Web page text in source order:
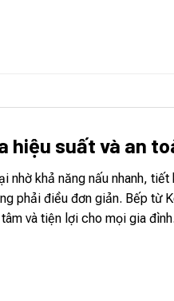
hiệu suất và an
khả năng nấu nhanh,
phải điều đơn giản. Bếp từ
và tiện lợi cho mọi gia đình.